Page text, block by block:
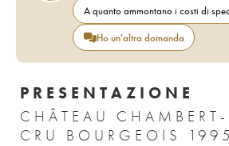
A quanto ammontano i costi di
Ho un'altra domanda
PRESENTAZIONE
CHÂTEAU
CRU BOURGEOIS 1995